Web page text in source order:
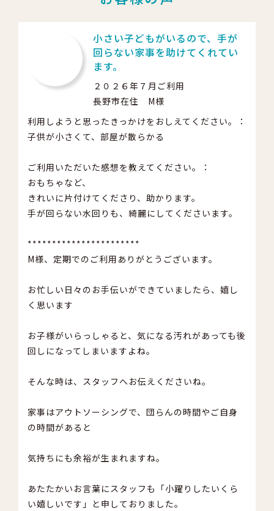
小さい子どもがいるので、手が
回らない家事を助けてくれてい
ます。
２０２６年７月ご利用
長野市在住 M様
利用しようと思ったきっかけをおしえてください。：
子供が小さくて、部屋が散らかる
ご利用いただいた感想を教えてください。：
おもちゃなど、
きれいに片付けてくださり、助かります。
手が回らない水回りも、綺麗にしてくださいます。
***********************
M様、定期でのご利用ありがとうございます。
お忙しい日々のお手伝いができていましたら、嬉し
く思います
お子様がいらっしゃると、気になる汚れがあっても後
回しになってしまいますよね。
そんな時は、スタッフへお伝えくださいね。
家事はアウトソーシングで、団らんの時間やご自身
の時間があると
気持ちにも余裕が生まれますね。
あたたかいお言葉にスタッフも「小躍りしたいくら
い嬉しいです」と申しておりました。